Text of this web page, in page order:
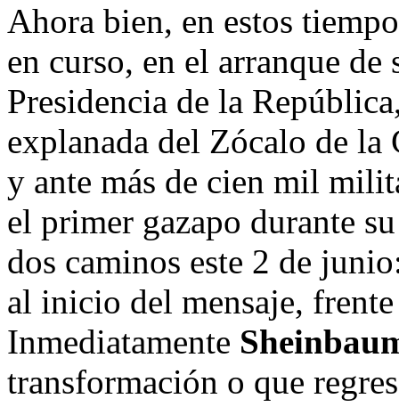
Ahora bien, en estos
en curso, en el arranque
Presidencia de la
explanada del Zócalo de
y ante más de cien mil
el primer gazapo durante
dos caminos este 2 de
al inicio del mensaje,
Inmediatamente
transformación o que